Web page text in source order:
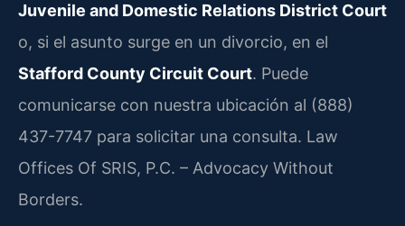
Juvenile and Domestic Relations District Court
o, si el asunto surge en un divorcio, en el
Stafford County Circuit Court. Puede
comunicarse con nuestra ubicación al (888)
437-7747 para solicitar una consulta. Law
Offices Of SRIS, P.C. – Advocacy Without
Borders.